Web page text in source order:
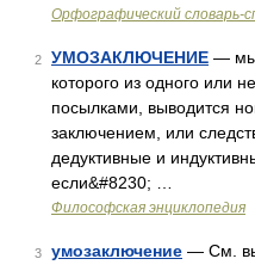
Орфографический словарь-
2 УМОЗАКЛЮЧЕНИЕ —
которого из одного или
посылками, выводится
заключением, или
дедуктивные и
если&#8230; …
Философская энциклопедия
3 умозаключение — См.